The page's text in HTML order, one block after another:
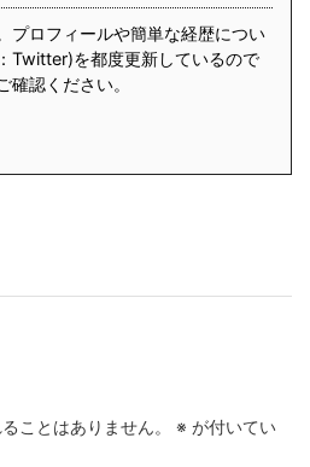
プロフィールや簡単な経歴につい
Twitter)を都度更新しているので
確認ください。
ことはありません。 ※ が付いてい